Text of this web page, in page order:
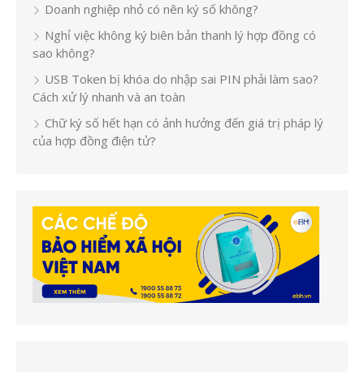
Doanh nghiệp nhỏ có nên ký số không?
Nghỉ việc không ký biên bản thanh lý hợp đồng có
sao không?
USB Token bị khóa do nhập sai PIN phải làm sao?
Cách xử lý nhanh và an toàn
Chữ ký số hết hạn có ảnh hưởng đến giá trị pháp lý
của hợp đồng điện tử?